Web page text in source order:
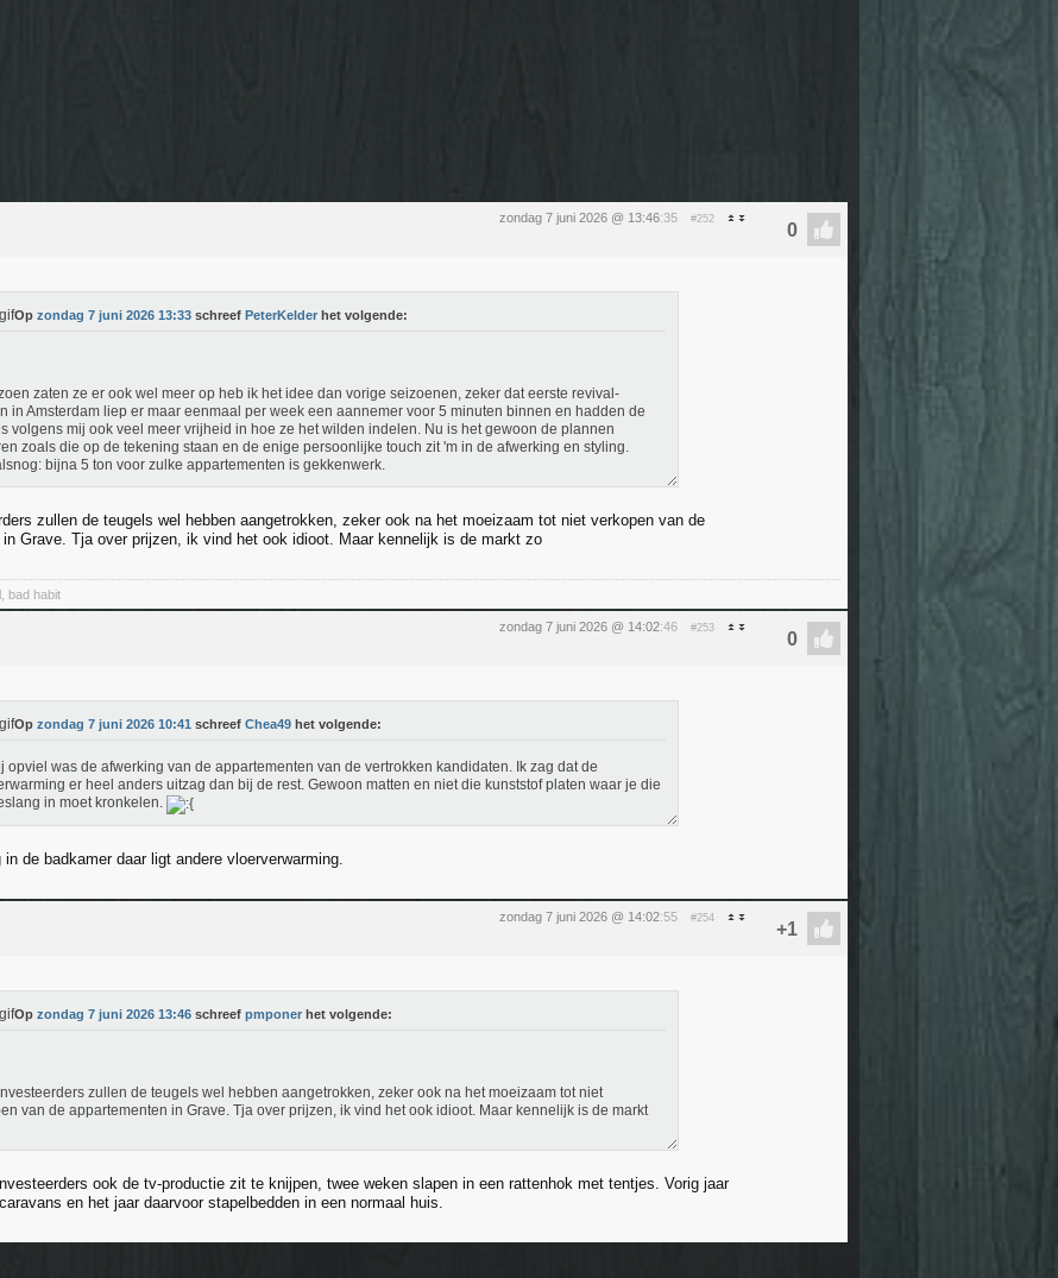
zondag 7 juni 2026 @ 13:46:35 #252
Op zondag 7 juni 2026 13:33 schreef PeterKelder het volgende:
zaten ze er ook wel meer op heb ik het idee dan vorige seizoenen, zeker dat eerste revival-
in Amsterdam liep er maar eenmaal per week een aannemer voor 5 minuten binnen en hadden de
volgens mij ook veel meer vrijheid in hoe ze het wilden indelen. Nu is het gewoon de plannen
zoals die op de tekening staan en de enige persoonlijke touch zit 'm in de afwerking en styling.
bijna 5 ton voor zulke appartementen is gekkenwerk.
zullen de teugels wel hebben aangetrokken, zeker ook na het moeizaam tot niet verkopen van de
in Grave. Tja over prijzen, ik vind het ook idioot. Maar kennelijk is de markt zo
bad habit
zondag 7 juni 2026 @ 14:02:46 #253
Op zondag 7 juni 2026 10:41 schreef Chea49 het volgende:
opviel was de afwerking van de appartementen van de vertrokken kandidaten. Ik zag dat de
er heel anders uitzag dan bij de rest. Gewoon matten en niet die kunststof platen waar je die
in moet kronkelen.
in de badkamer daar ligt andere vloerverwarming.
zondag 7 juni 2026 @ 14:02:55 #254
Op zondag 7 juni 2026 13:46 schreef pmponer het volgende:
zullen de teugels wel hebben aangetrokken, zeker ook na het moeizaam tot niet
van de appartementen in Grave. Tja over prijzen, ik vind het ook idioot. Maar kennelijk is de markt
ook de tv-productie zit te knijpen, twee weken slapen in een rattenhok met tentjes. Vorig jaar
en het jaar daarvoor stapelbedden in een normaal huis.